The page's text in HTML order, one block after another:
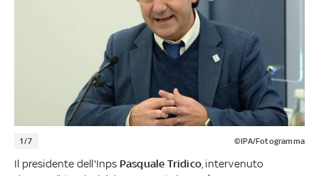
1/7 ©IPA/Fotogramma
Il presidente dell'Inps Pasquale Tridico , intervenuto